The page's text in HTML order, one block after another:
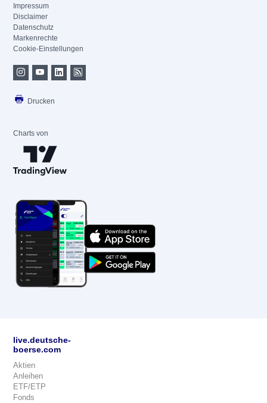
Impressum
Disclaimer
Datenschutz
Markenrechte
Cookie-Einstellungen
Drucken
Charts von
live.deutsche-
boerse.com
Aktien
Anleihen
ETF/ETP
Fonds